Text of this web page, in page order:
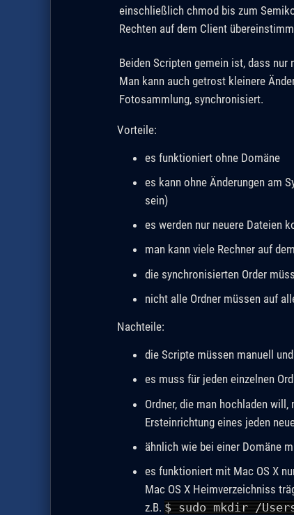
einschließlich chmod bis zum
Rechten auf dem Client
Beiden Scripten gemein ist, dass nur
Man kann auch getrost kleinere
Fotosammlung, synchronisiert.
Vorteile:
es funktioniert ohne Domäne
es kann ohne Änderungen am
sein)
es werden nur neuere Dateien
man kann viele Rechner auf
die synchronisierten Order
nicht alle Ordner müssen auf
Nachteile:
die Scripte müssen manuell
es muss für jeden einzelnen
Ordner, die man hochladen
Ersteinrichtung eines jeden
ähnlich wie bei einer Domäne
es funktioniert mit Mac OS X
Mac OS X Heimverzeichniss
z.B. $ sudo mkdir /